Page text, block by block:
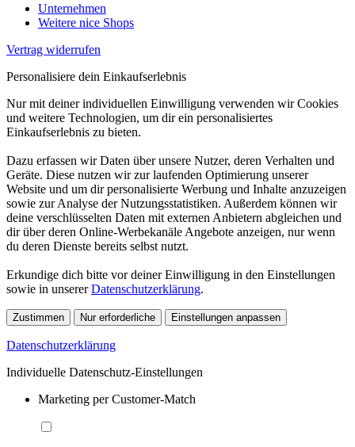
Unternehmen
Weitere nice Shops
Vertrag widerrufen
Personalisiere dein Einkaufserlebnis
Nur mit deiner individuellen Einwilligung verwenden wir Cookies
und weitere Technologien, um dir ein personalisiertes
Einkaufserlebnis zu bieten.
Dazu erfassen wir Daten über unsere Nutzer, deren Verhalten und
Geräte. Diese nutzen wir zur laufenden Optimierung unserer
Website und um dir personalisierte Werbung und Inhalte anzuzeigen
sowie zur Analyse der Nutzungsstatistiken. Außerdem können wir
deine verschlüsselten Daten mit externen Anbietern abgleichen und
dir über deren Online-Werbekanäle Angebote anzeigen, nur wenn
du deren Dienste bereits selbst nutzt.
Erkundige dich bitte vor deiner Einwilligung in den Einstellungen
sowie in unsererDatenschutzerklärung.
Zustimmen Nur erforderliche Einstellungen anpassen
Datenschutzerklärung
Individuelle Datenschutz-Einstellungen
Marketing per Customer-Match